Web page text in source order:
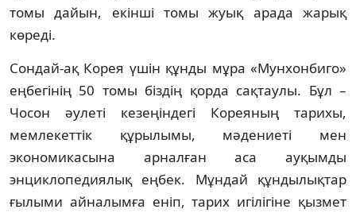
томы дайын, екінші то­мы жуық арада жарық
көреді.
Сондай-ақ Корея үшін құнды мұра «Мун­хонбиго»
еңбегінің 50 томы біздің қорда сақ­таулы. Бұл –
Чосон әулеті кезеңіндегі Корея­ның тарихы,
мемлекеттік құрылымы, мә­дениеті мен
экономикасына арналған аса ауқымды
энциклопедиялық еңбек. Мұндай құн­дылықтар
ғылыми айналымға еніп, та­рих игілігіне қызмет